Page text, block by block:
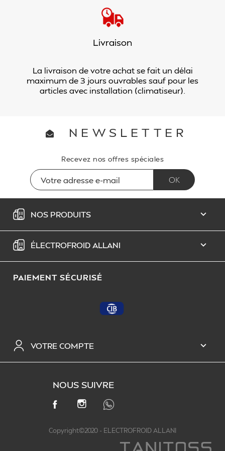
Livraison
La livraison de votre achat se fait un délai
maximum de 3 jours ouvrables sauf pour les
articles avec installation (climatiseur).
NEWSLETTER
Recevez nos offres spéciales
NOS PRODUITS 
ÉLECTROFROID ALLANI 
PAIEMENT SÉCURISÉ
VOTRE COMPTE 
NOUS SUIVRE
FACEBOOKINSTAGRAM
Copyright©2020 - ELECTROFROID ALLANI